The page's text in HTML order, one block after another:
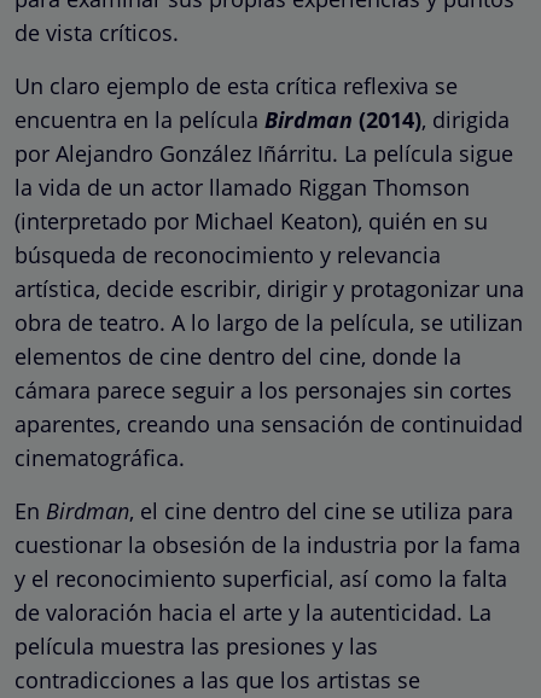
de vista críticos.
Un claro ejemplo de esta crítica reflexiva se
encuentra en la película Birdman (2014), dirigida
por Alejandro González Iñárritu. La película sigue
la vida de un actor llamado Riggan Thomson
(interpretado por Michael Keaton), quién en su
búsqueda de reconocimiento y relevancia
artística, decide escribir, dirigir y protagonizar una
obra de teatro. A lo largo de la película, se utilizan
elementos de cine dentro del cine, donde la
cámara parece seguir a los personajes sin cortes
aparentes, creando una sensación de continuidad
cinematográfica.
En Birdman, el cine dentro del cine se utiliza para
cuestionar la obsesión de la industria por la fama
y el reconocimiento superficial, así como la falta
de valoración hacia el arte y la autenticidad. La
película muestra las presiones y las
contradicciones a las que los artistas se